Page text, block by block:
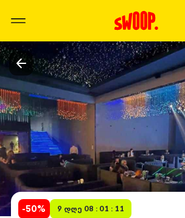
-50% 9 დღე 08 : 01 : 11